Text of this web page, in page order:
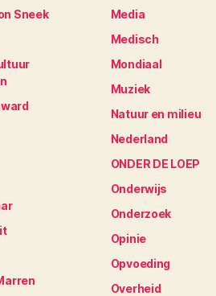
Sneek
Media
Medisch
Mondiaal
Muziek
Natuur en milieu
Nederland
ONDER DE LOEP
Onderwijs
Onderzoek
Opinie
Opvoeding
Overheid